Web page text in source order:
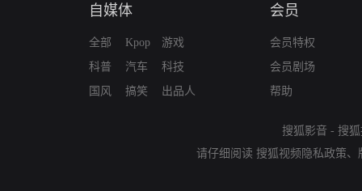
自媒体
全部
科普
国风
Kpop
汽车
搞笑
游戏
科技
出品人
会员
会员特权
会员剧场
帮助
搜狐影音 - 搜
请仔细阅读 搜狐视频隐私政策、